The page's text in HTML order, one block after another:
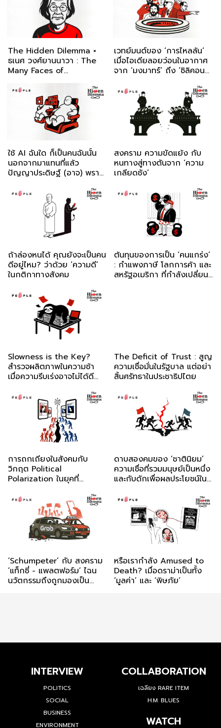
The Hidden Dilemma ×
ธเนศ วงศ์ยานนาวา : The
Many Faces of
เวทย์มนต์ของ ‘การไหลล้น’
เมื่อไอเดียลอยว่อนในอากาศ
จาก ‘มงมาทร์’ ถึง ‘ซิลิคอน
ใช้ AI ฉันใด ก็เป็นคนฉันนั้น
นอกจากมาแทนที่แล้ว
ปัญญาประดิษฐ์ (อาจ) พราก
สงคราม ความขัดแย้ง กับ
หนทางสู่ทางตันจาก ‘ความ
เกลียดชัง’
ถ้าล่องหนได้ คุณยังจะเป็นคน
ดีอยู่ไหม? ว่าด้วย ‘ความดี’
ในกติกาทางสังคม
ต้นทุนของการเป็น ‘คนแกร่ง’
: กำแพงภาษี โลกการค้า และ
สหรัฐอเมริกา ที่กำลังเปลี่ยน
Slowness is the Key?
สำรวจผลิตภาพในความช้า
เมื่อความรีบเร่งอาจไม่ได้ดี
The Deficit of Trust : สูญ
ความเชื่อมั่นในรัฐบาล แต่อย่า
สิ้นศรัทธาในประชาธิปไตย
การถกเถียงในสังคมกับ
วิกฤต Political
Polarization ในยุคที่
อำนาจ
ดาบสองคมของ ‘ชาตินิยม’
ความเชื่อที่รวมมนุษย์เป็นหนึ่ง
และกับดักเพื่อผลประโยชน์ใน
‘Schumpeter’ กับ สงคราม
‘แท็กซี่ - แพลตฟอร์ม’ ไฉน
นวัตกรรมถึงถูกมองเป็น
หรือเรากำลัง Amused to
Death? เมื่อดราม่าเป็นทั้ง
‘มูลค่า’ และ ‘พิษภัย’
INTERVIEW
POLITICS
SOCIAL
BUSINESS
ENVIRONMENT
COLLABORATION
เฉลียง RARE ITEM
H.M. BLUES
WATCH